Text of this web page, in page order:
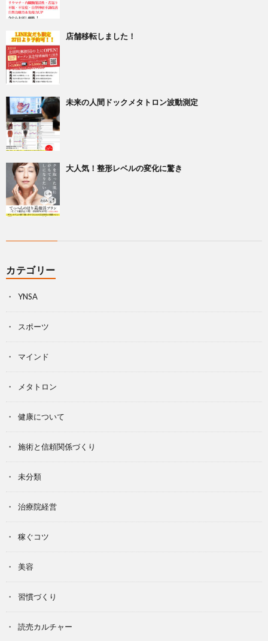
店舗移転しました！
未来の人間ドックメタトロン波動測定
大人気！整形レベルの変化に驚き
カテゴリー
YNSA
スポーツ
マインド
メタトロン
健康について
施術と信頼関係づくり
未分類
治療院経営
稼ぐコツ
美容
習慣づくり
読売カルチャー